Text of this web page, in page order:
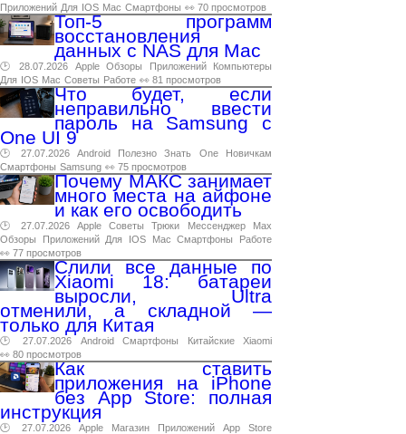
Приложений Для IOS Mac Смартфоны 👀 70 просмотров
Топ-5 программ
восстановления
данных с NAS для Mac
🕑 28.07.2026 Apple Обзоры Приложений
Компьютеры
Для IOS Mac Советы Работе 👀 81 просмотров
Что будет, если
неправильно ввести
пароль на Samsung с
One UI 9
🕑 27.07.2026 Android Полезно Знать One
Новичкам
Смартфоны Samsung 👀 75 просмотров
Почему МАКС занимает
много места на айфоне
и как его освободить
🕑 27.07.2026 Apple Советы Трюки Мессенджер
Max
Обзоры
Приложений Для IOS Mac Смартфоны
Работе
👀 77 просмотров
Слили все данные по
Xiaomi 18: батареи
выросли, Ultra
отменили, а складной —
только для Китая
🕑 27.07.2026 Android Смартфоны Китайские
Xiaomi
👀 80 просмотров
Как ставить
приложения на iPhone
без App Store: полная
инструкция
🕑 27.07.2026 Apple Магазин Приложений App
Store